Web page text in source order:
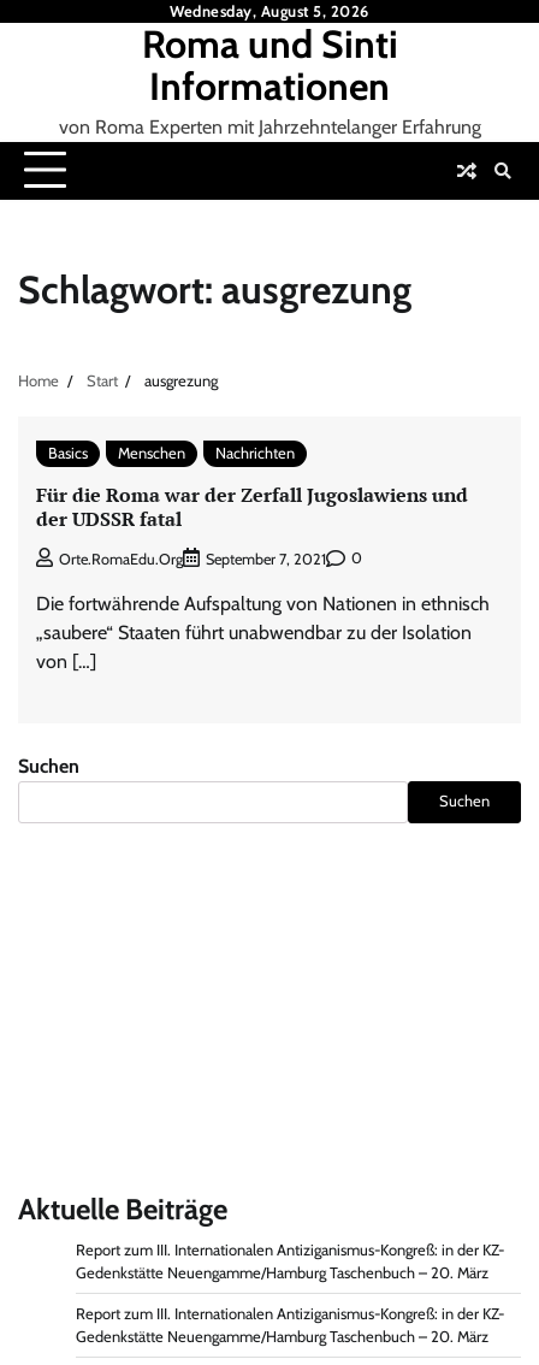
Wednesday, August 5, 2026
Roma und Sinti
Informationen
von Roma Experten mit Jahrzehntelanger Erfahrung
Schlagwort: ausgrezung
Home Start ausgrezung
Basics Menschen Nachrichten
Für die Roma war der Zerfall Jugoslawiens und
der UDSSR fatal
Orte.RomaEdu.org September 7, 2021 0
Die fortwährende Aufspaltung von Nationen in ethnisch
„saubere“ Staaten führt unabwendbar zu der Isolation
von […]
Suchen
Suchen
Aktuelle Beiträge
Report zum III. Internationalen Antiziganismus-Kongreß: in der KZ-
Gedenkstätte Neuengamme/Hamburg Taschenbuch – 20. März
Report zum III. Internationalen Antiziganismus-Kongreß: in der KZ-
Gedenkstätte Neuengamme/Hamburg Taschenbuch – 20. März